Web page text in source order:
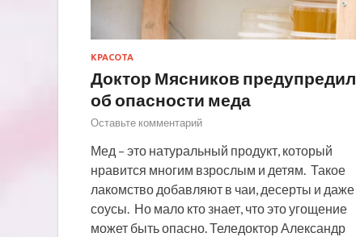
КРАСОТА
Доктор Мясников предупредил
об опасности меда
Оставьте комментарий
Мед – это натуральный продукт, который
нравится многим взрослым и детям. Такое
лакомство добавляют в чаи, десерты и даже
соусы. Но мало кто знает, что это угощение
может быть опасно. Теледоктор Александр